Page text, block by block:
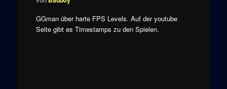
GGman über harte FPS Levels. Auf der youtube
Seite gibt es Timestamps zu den Spielen.